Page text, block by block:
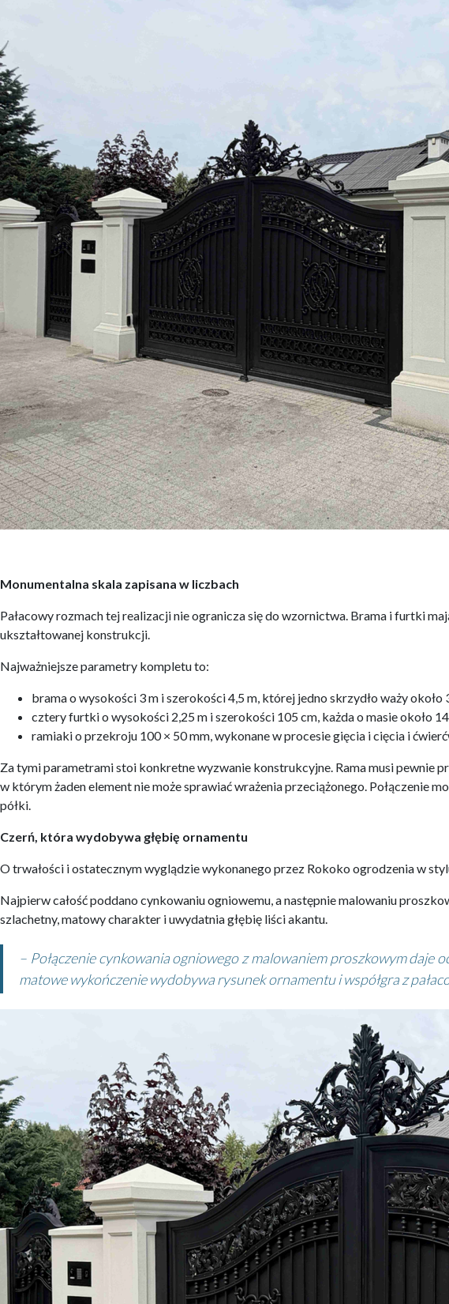
Monumentalna skala zapisana w liczbach
Pałacowy rozmach tej realizacji nie ogranicza się do wzornictwa. Brama i furtki
ukształtowanej konstrukcji.
Najważniejsze parametry kompletu to:
brama o wysokości 3 m i szerokości 4,5 m, której jedno skrzydło waży około
cztery furtki o wysokości 2,25 m i szerokości 105 cm, każda o masie około
ramiaki o przekroju 100 × 50 mm, wykonane w procesie gięcia i cięcia i
Za tymi parametrami stoi konkretne wyzwanie konstrukcyjne. Rama musi pewnie
w którym żaden element nie może sprawiać wrażenia przeciążonego. Połączenie
półki.
Czerń, która wydobywa głębię ornamentu
O trwałości i ostatecznym wyglądzie wykonanego przez Rokoko ogrodzenia w
Najpierw całość poddano cynkowaniu ogniowemu, a następnie malowaniu
szlachetny, matowy charakter i uwydatnia głębię liści akantu.
– Połączenie cynkowania ogniowego z malowaniem proszkowym
matowe wykończenie wydobywa rysunek ornamentu i współgra z